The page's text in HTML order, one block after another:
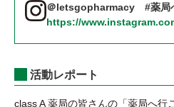
＠letsgopharmacy #薬局
https://
活動レポート
class A 薬局の皆さんの「薬局へ行